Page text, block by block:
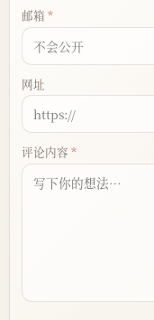
邮箱
网址
评论内容